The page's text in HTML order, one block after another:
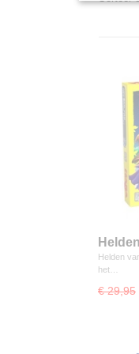
Helden
het…
€ 29,95